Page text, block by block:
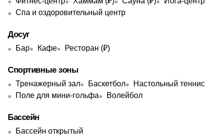
Спа и оздоровительный центр
Досуг
Бар Кафе Ресторан (₽)
Спортивные зоны
Тренажерный зал Баскетбол
Настольный теннис
Поле для мини-гольфа
Волейбол
Бассейн
Бассейн открытый